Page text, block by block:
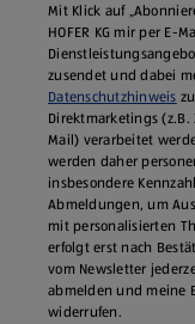
Mit Klick auf
HOFER KG mir per E-
zusendet und dabei
Datenschutzhinweis
Direktmarketings
Mail) verarbeitet
werden daher
insbesondere
Abmeldungen, um
mit personalisierten
erfolgt erst nach
vom Newsletter
abmelden und meine
widerrufen.